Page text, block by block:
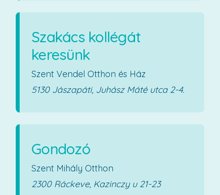
Szakács kollégát
keresünk
Szent Vendel Otthon és Ház
5130 Jászapáti, Juhász Máté utca 2-4.
Gondozó
Szent Mihály Otthon
2300 Ráckeve, Kazinczy u 21-23